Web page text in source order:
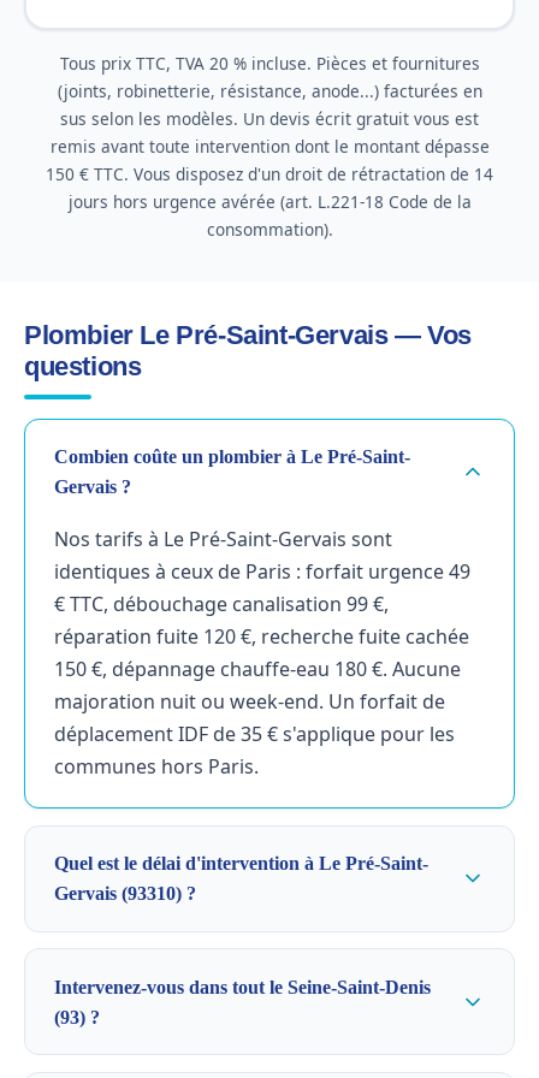
Tous prix TTC, TVA 20 % incluse. Pièces et fournitures
(joints, robinetterie, résistance, anode...) facturées en
sus selon les modèles. Un devis écrit gratuit vous est
remis avant toute intervention dont le montant dépasse
150 € TTC. Vous disposez d'un droit de rétractation de 14
jours hors urgence avérée (art. L.221-18 Code de la
consommation).
Plombier Le Pré-Saint-Gervais — Vos
questions
Combien coûte un plombier à Le Pré-Saint-
Gervais ?
Nos tarifs à Le Pré-Saint-Gervais sont
identiques à ceux de Paris : forfait urgence 49
€ TTC, débouchage canalisation 99 €,
réparation fuite 120 €, recherche fuite cachée
150 €, dépannage chauffe-eau 180 €. Aucune
majoration nuit ou week-end. Un forfait de
déplacement IDF de 35 € s'applique pour les
communes hors Paris.
Quel est le délai d'intervention à Le Pré-Saint-
Gervais (93310) ?
Intervenez-vous dans tout le Seine-Saint-Denis
(93) ?